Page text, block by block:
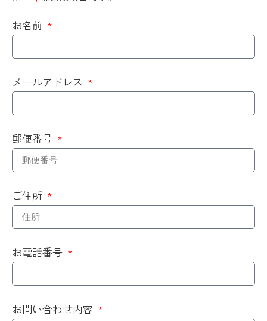
お名前
メールアドレス
郵便番号
ご住所
お電話番号
お問い合わせ内容